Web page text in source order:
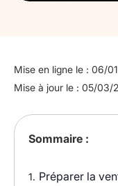
Mise en ligne le : 06/
Mise à jour le : 05/03/
Sommaire :
1. Préparer la